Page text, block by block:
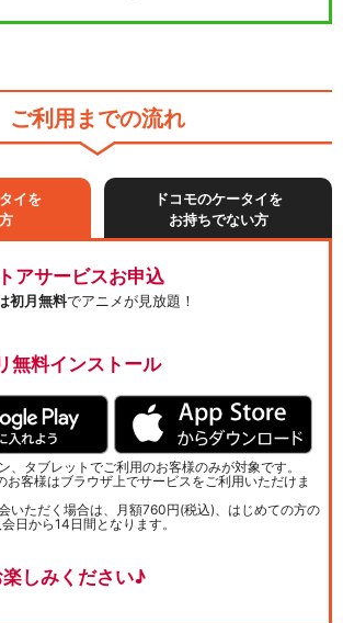
ご利用までの流れ
イを
ドコモのケータイを
お持ちでない方
アサービスお申込
初月無料でアニメが見放題！
無料インストール
、タブレットでご利用のお客様のみが対象です。
お客様はブラウザ上でサービスをご利用いただけま
いただく場合は、月額760円(税込)、はじめての方の
日から14日間となります。
しみください♪